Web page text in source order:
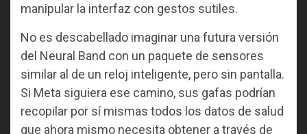
manipular la interfaz con gestos sutiles.
No es descabellado imaginar una futura versión
del Neural Band con un paquete de sensores
similar al de un reloj inteligente, pero sin pantalla.
Si Meta siguiera ese camino, sus gafas podrían
recopilar por sí mismas todos los datos de salud
que ahora mismo necesita obtener a través de